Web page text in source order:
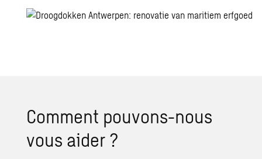
Com­ment pou­vons-nous
vous aider ?